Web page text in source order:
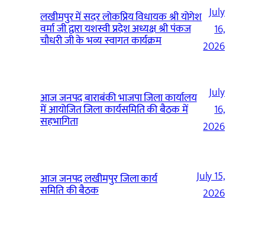
लखीमपुर में सदर लोकप्रिय विधायक श्री योगेश
वर्मा जी द्वारा यशस्वी प्रदेश अध्यक्ष श्री पंकज
चौधरी जी के भव्य स्वागत कार्यक्रम
July
16,
2026
आज जनपद बाराबंकी भाजपा जिला कार्यालय
में आयोजित जिला कार्यसमिति की बैठक में
सहभागिता
July
16,
2026
आज जनपद लखीमपुर जिला कार्य
समिति की बैठक
July 15,
2026